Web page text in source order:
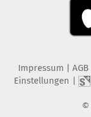
Impressum | AGB
Einstellungen |
©